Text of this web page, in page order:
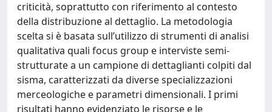
criticità, soprattutto con riferimento al contesto
della distribuzione al dettaglio. La metodologia
scelta si è basata sull’utilizzo di strumenti di analisi
qualitativa quali focus group e interviste semi-
strutturate a un campione di dettaglianti colpiti dal
sisma, caratterizzati da diverse specializzazioni
merceologiche e parametri dimensionali. I primi
risultati hanno evidenziato le risorse e le